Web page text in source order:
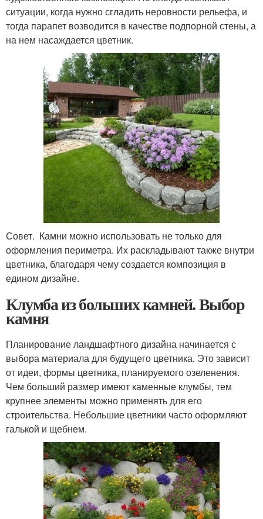
ситуации, когда нужно сгладить неровности рельефа, и
тогда парапет возводится в качестве подпорной стены, а
на нем насаждается цветник.
Совет. Камни можно использовать не только для
оформления периметра. Их раскладывают также внутри
цветника, благодаря чему создается композиция в
едином дизайне.
Клумба из больших камней. Выбор
камня
Планирование ландшафтного дизайна начинается с
выбора материала для будущего цветника. Это зависит
от идеи, формы цветника, планируемого озеленения.
Чем больший размер имеют каменные клумбы, тем
крупнее элементы можно применять для его
строительства. Небольшие цветники часто оформляют
галькой и щебнем.